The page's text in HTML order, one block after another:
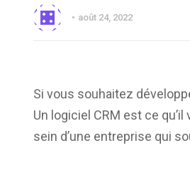
août 24, 2022
Si vous souhaitez
Un logiciel CRM est ce
sein d’une entreprise qui